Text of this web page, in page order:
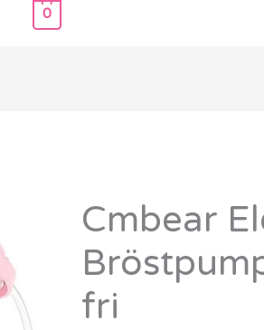
0
Cmbear
fri
Det
Cmbear
Bröstpump
med